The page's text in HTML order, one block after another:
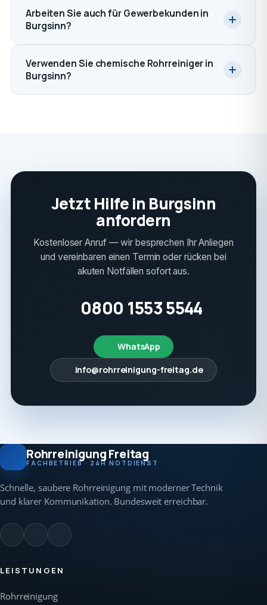
Arbeiten Sie auch für Gewerbekunden in
Burgsinn?
Verwenden Sie chemische Rohrreiniger in
Burgsinn?
Jetzt Hilfe in Burgsinn
anfordern
Kostenloser Anruf — wir besprechen Ihr Anliegen
und vereinbaren einen Termin oder rücken bei
akuten Notfällen sofort aus.
0800 1553 5544
WhatsApp
info@rohrreinigung-freitag.de
Rohrreinigung Freitag
FACHBETRIEB · 24H NOTDIENST
Schnelle, saubere Rohrreinigung mit moderner Technik
und klarer Kommunikation. Bundesweit erreichbar.
LEISTUNGEN
Rohrreinigung